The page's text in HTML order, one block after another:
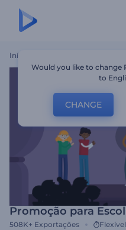
Início Promoção
Promoção para
508K+ Exportações Flexível
Would you like to change
to
CHANGE